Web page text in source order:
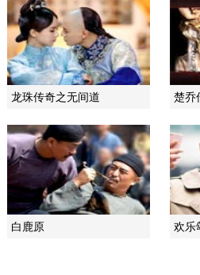
龙珠传奇之无间道 楚乔
白鹿原 欢乐